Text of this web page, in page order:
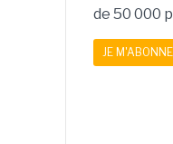
de 50 000
JE M'ABONNE